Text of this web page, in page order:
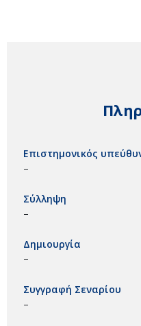
Επιστημονικός
–
Σύλληψη
–
Δημιουργία
–
Συγγραφή Σεναρίου
–